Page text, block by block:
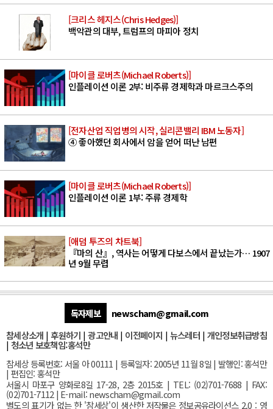
[크리스 헤지스(Chris Hedges)]
백악관의 대부, 트럼프의 마피아 정치
[마이클 로버츠(Michael Roberts)]
인플레이션 이론 2부: 비주류 경제학과 마르크스주의
[전자산업 직업병의 시작, 실리콘밸리 IBM 노동자]
④ 좋아했던 회사에서 암을 얻어 떠난 남편
[마이클 로버츠(Michael Roberts)]
인플레이션 이론 1부: 주류 경제학
[애덤 투즈의 차트북]
『마의 산』, 역사는 어떻게 다보스에서 끝났는가… 1907
년 9월 무렵
독자제보
newscham@gmail.com
참세상소개 | 후원하기 |광고안내 | 이전페이지 | 뉴스레터| 개인정보취급방침
| 청소년 보호책임:홍석만
참세상 등록번호: 서울 아 00111 | 등록일자: 2005년 11월 8일 | 발행인: 홍석만
| 편집인: 홍석만
서울시 마포구 양화로8길 17-28, 2층 2015호| TEL: (02)701-7688 | FAX:
(02)701-7112 | E-mail:newscham@gmail.com
별도의 표기가 없는 한 '참세상'이 생산한 저작물은 정보공유라이선스 2.0 : 영